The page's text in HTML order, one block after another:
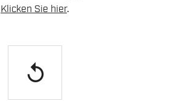
Klicken Sie hier.
replay